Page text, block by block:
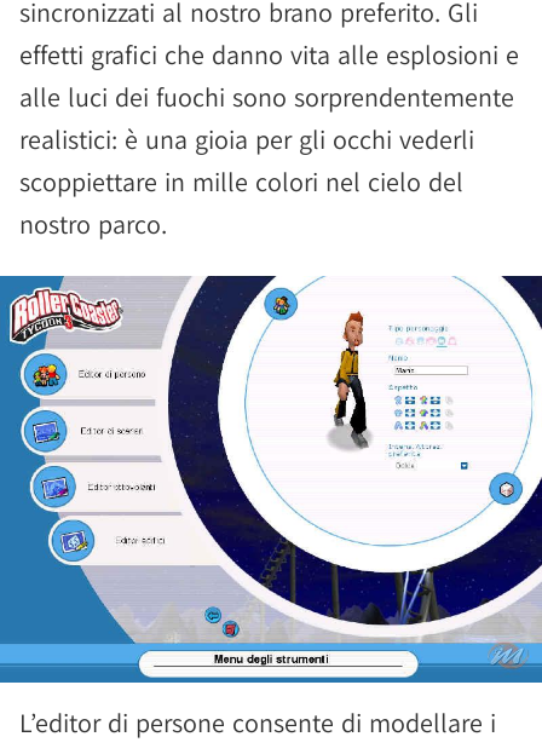
sincronizzati al nostro brano preferito. Gli
effetti grafici che danno vita alle esplosioni e
alle luci dei fuochi sono sorprendentemente
realistici: è una gioia per gli occhi vederli
scoppiettare in mille colori nel cielo del
nostro parco.
L’editor di persone consente di modellare i